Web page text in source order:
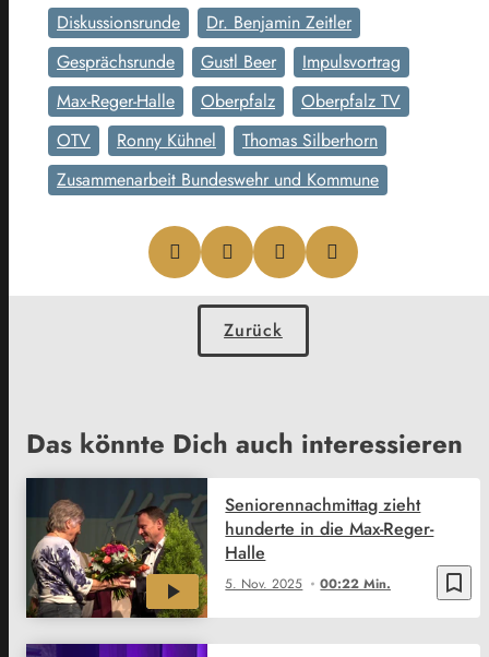
Diskussionsrunde
Dr. Benjamin Zeitler
Gesprächsrunde
Gustl Beer
Impulsvortrag
Max-Reger-Halle
Oberpfalz
Oberpfalz TV
OTV
Ronny Kühnel
Thomas Silberhorn
Zusammenarbeit Bundeswehr und Kommune
Zurück
Das könnte Dich auch interessieren
bookmark_border
5. Nov. 2025 00:22 Min.
Seniorennachmittag zieht
hunderte in die Max-Reger-
Halle